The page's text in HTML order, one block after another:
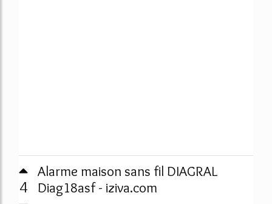
4
Alarme maison sans fil DIAGRAL
Diag18asf - iziva.com